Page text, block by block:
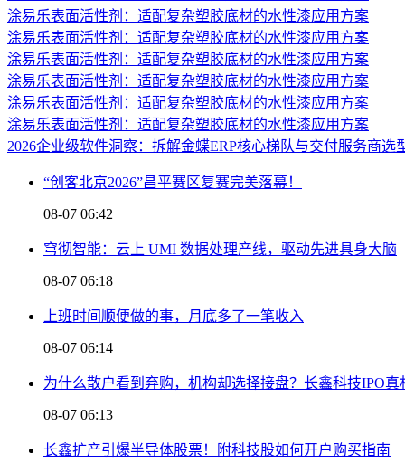
涂易乐表面活性剂：适配复杂塑胶底材的水性漆应用方案
涂易乐表面活性剂：适配复杂塑胶底材的水性漆应用方案
涂易乐表面活性剂：适配复杂塑胶底材的水性漆应用方案
涂易乐表面活性剂：适配复杂塑胶底材的水性漆应用方案
涂易乐表面活性剂：适配复杂塑胶底材的水性漆应用方案
涂易乐表面活性剂：适配复杂塑胶底材的水性漆应用方案
2026企业级软件洞察：拆解金蝶ERP核心梯队与交付服务商选
“创客北京2026”昌平赛区复赛完美落幕！
08-07 06:42
穹彻智能：云上 UMI 数据处理产线，驱动先进具身大脑
08-07 06:18
上班时间顺便做的事，月底多了一笔收入
08-07 06:14
为什么散户看到弃购，机构却选择接盘？长鑫科技IPO真
08-07 06:13
长鑫扩产引爆半导体股票！附科技股如何开户购买指南